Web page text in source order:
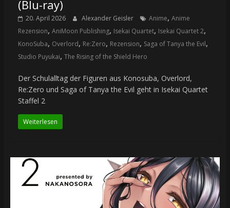
(Blu-ray)
20. April 2026 Alexander Geisler Anime, Anime
Rezension, AniMoon Publishing, Isekai Quartet, Isekai Quartet 2,
KonoSuba, Overlord, Re:Zero, Rezension, Saga of Tanya the Evil,
Studio Puyukai, The Rising of the Shield Hero
Der Schulalltag der Figuren aus Konosuba, Overlord,
Re:Zero und Saga of Tanya the Evil geht in Isekai Quartet
Staffel 2
Weiterlesen